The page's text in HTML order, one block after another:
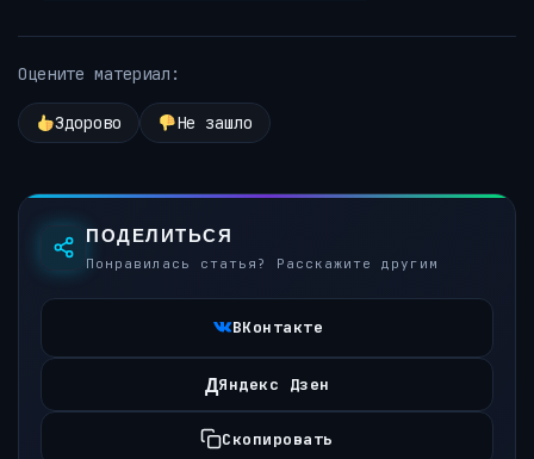
Оцените материал:
Здорово Не зашло
ПОДЕЛИТЬСЯ
Понравилась статья? Расскажите другим
ВКонтакте
ДЯндекс Дзен
Скопировать